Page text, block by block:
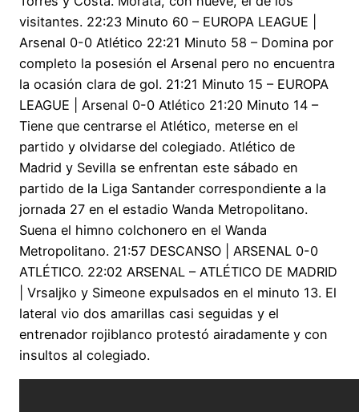
visitantes. 22:23 Minuto 60 – EUROPA LEAGUE |
Arsenal 0-0 Atlético 22:21 Minuto 58 – Domina por
completo la posesión el Arsenal pero no encuentra
la ocasión clara de gol. 21:21 Minuto 15 – EUROPA
LEAGUE | Arsenal 0-0 Atlético 21:20 Minuto 14 –
Tiene que centrarse el Atlético, meterse en el
partido y olvidarse del colegiado. Atlético de
Madrid y Sevilla se enfrentan este sábado en
partido de la Liga Santander correspondiente a la
jornada 27 en el estadio Wanda Metropolitano.
Suena el himno colchonero en el Wanda
Metropolitano. 21:57 DESCANSO | ARSENAL 0-0
ATLÉTICO. 22:02 ARSENAL – ATLÉTICO DE MADRID
| Vrsaljko y Simeone expulsados en el minuto 13. El
lateral vio dos amarillas casi seguidas y el
entrenador rojiblanco protestó airadamente y con
insultos al colegiado.